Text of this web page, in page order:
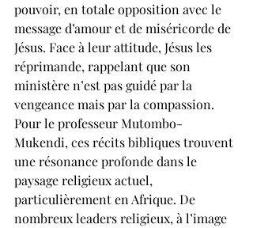
pouvoir, en totale opposition avec le
message d’amour et de miséricorde de
Jésus. Face à leur attitude, Jésus les
réprimande, rappelant que son
ministère n’est pas guidé par la
vengeance mais par la compassion.
Pour le professeur Mutombo-
Mukendi, ces récits bibliques trouvent
une résonance profonde dans le
paysage religieux actuel,
particulièrement en Afrique. De
nombreux leaders religieux, à l’image